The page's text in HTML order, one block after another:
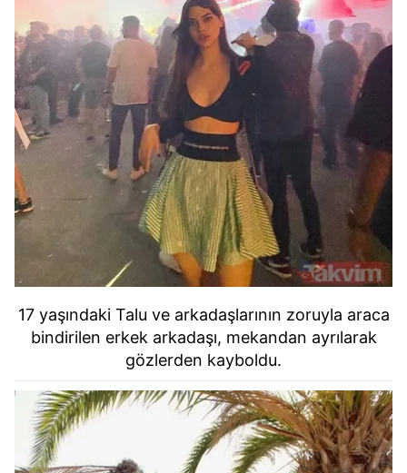
hazırlanmış Aydınlatma Metnimizi okumak ve sitemizde
ilgili mevzuata uygun olarak kullanılan çerezlerle ilgili bilgi
almak için lütfen
tıklayınız
17 yaşındaki Talu ve arkadaşlarının zoruyla araca
bindirilen erkek arkadaşı, mekandan ayrılarak
gözlerden kayboldu.